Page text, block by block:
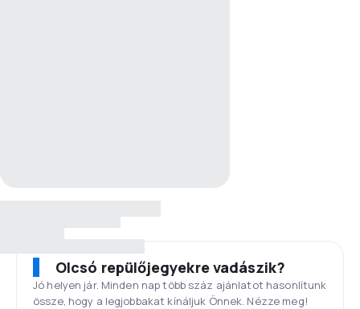
Olcsó repülőjegyekre vadászik?
Jó helyen jár. Minden nap több száz ajánlatot hasonlítunk
össze, hogy a legjobbakat kínáljuk Önnek. Nézze meg!